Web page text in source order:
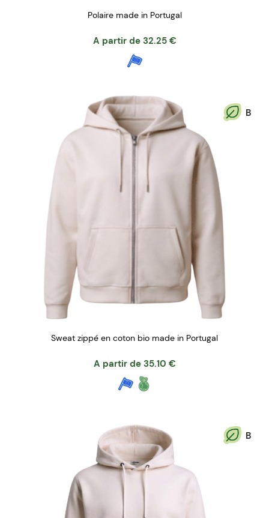
Polaire made in Portugal
A partir de 32.25 €
B
Sweat zippé en coton bio made in Portugal
A partir de 35.10 €
B